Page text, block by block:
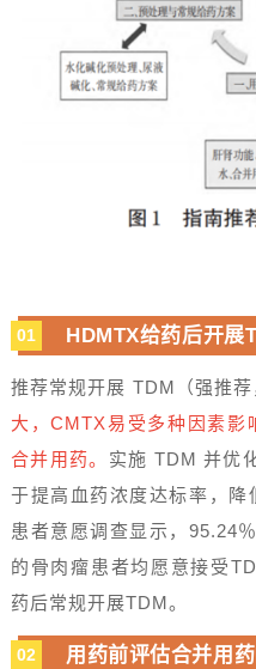
01 HDMTX给药后开展
推荐常规开展 TDM（强推荐
大，CMTX易受多种因素影
合并用药。 实施 TDM 并优
于提高血药浓度达标率，降
患者意愿调查显示，95.24
的骨肉瘤患者均愿意接受
药后常规开展TDM。
02 用药前评估合并用